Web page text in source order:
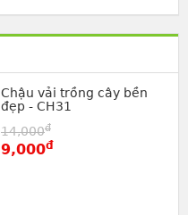
Chậu vải trồng cây bền
đẹp - CH31
14,000đ
9,000đ